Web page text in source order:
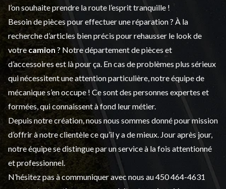
l’on souhaite prendre la route l’esprit tranquille !
Besoin de pièces pour effectuer une réparation ? À la
recherche d’articles bien précis pour rehausser le look de
votre camion ? Notre département depièces et
d’accessoiresest là pour ça. En cas de problèmes plus sérieux
qui nécessitent une attention particulière, notre équipe de
mécanique s’en occupe ! Ce sont des personnes expertes et
formées, qui connaissent à fond leur métier.
Depuis notre création, nous nous sommes donné pour mission
d’offrir à notre clientèle ce qu’il y a de mieux. Jour après jour,
notre équipe se distingue par un service à la fois attentionné
et professionnel.
N’hésitez pas à communiquer avec nous au450 464-4631